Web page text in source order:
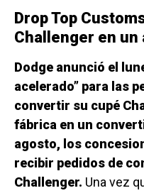
Drop Top
Challenger en
Dodge anunció el
acelerado” para las
convertir su cupé
fábrica en un
agosto, los
recibir pedidos de
Challenger. Una vez